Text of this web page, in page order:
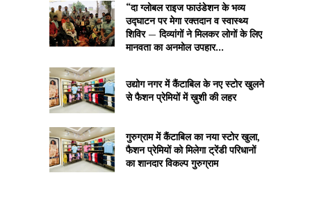
“दा ग्लोबल राइज फाउंडेशन के भव्य
उद्घाटन पर मेगा रक्तदान व स्वास्थ्य
शिविर — दिव्यांगों ने मिलकर लोगों के लिए
मानवता का अनमोल उपहार...
उद्योग नगर में कैंटाबिल के नए स्टोर खुलने
से फैशन प्रेमियों में ख़ुशी की लहर
गुरुग्राम में कैंटाबिल का नया स्टोर खुला,
फैशन प्रेमियों को मिलेगा ट्रेंडी परिधानों
का शानदार विकल्प गुरुग्राम